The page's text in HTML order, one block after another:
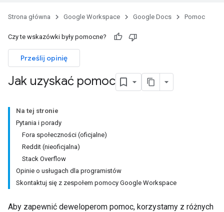
Strona główna Google Workspace Google Docs Pomoc
Czy te wskazówki były pomocne?
Prześlij opinię
Jak uzyskać pomoc
Na tej stronie
Pytania i porady
Fora społeczności (oficjalne)
Reddit (nieoficjalna)
Stack Overflow
Opinie o usługach dla programistów
Skontaktuj się z zespołem pomocy Google Workspace
Aby zapewnić deweloperom pomoc, korzystamy z różnych